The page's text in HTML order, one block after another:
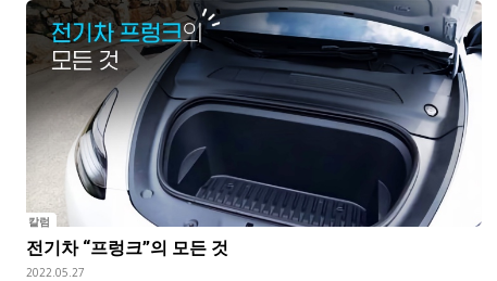
칼럼
전기차 “프렁크”의 모든 것
2022.05.27